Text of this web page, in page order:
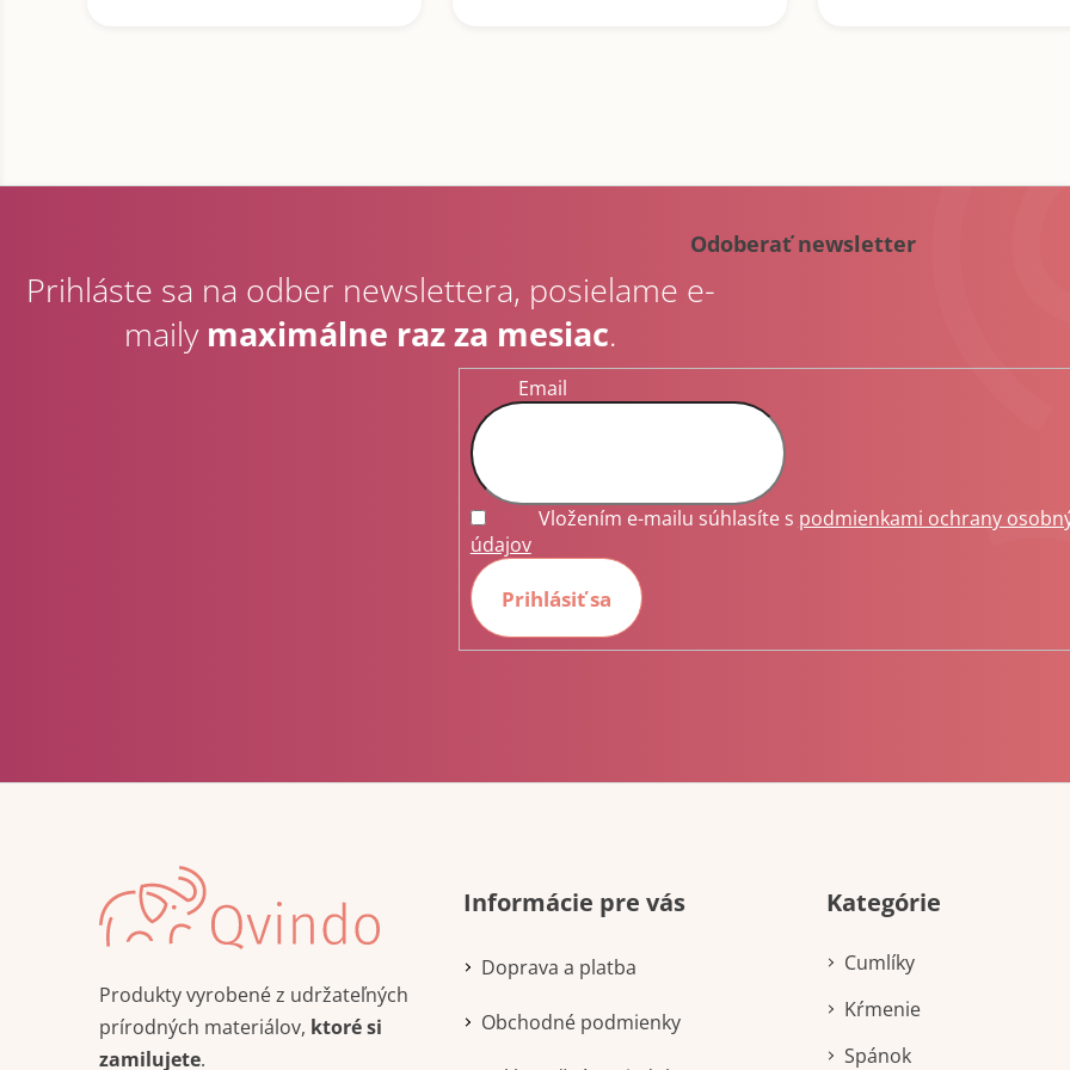
Z
Odoberať newsletter
Prihláste sa na odber newslettera, posielame e-
maily maximálne raz za mesiac.
Email
Vložením e-mailu súhlasíte s podmienkami ochrany
údajov
Prihlásiť sa
Produkty vyrobené z udržateľných
prírodných materiálov, ktoré si
zamilujete.
Informácie pre vás
Doprava a platba
Obchodné podmienky
kategórie
Kategórie
Cumlíky
Kŕmenie
Spánok